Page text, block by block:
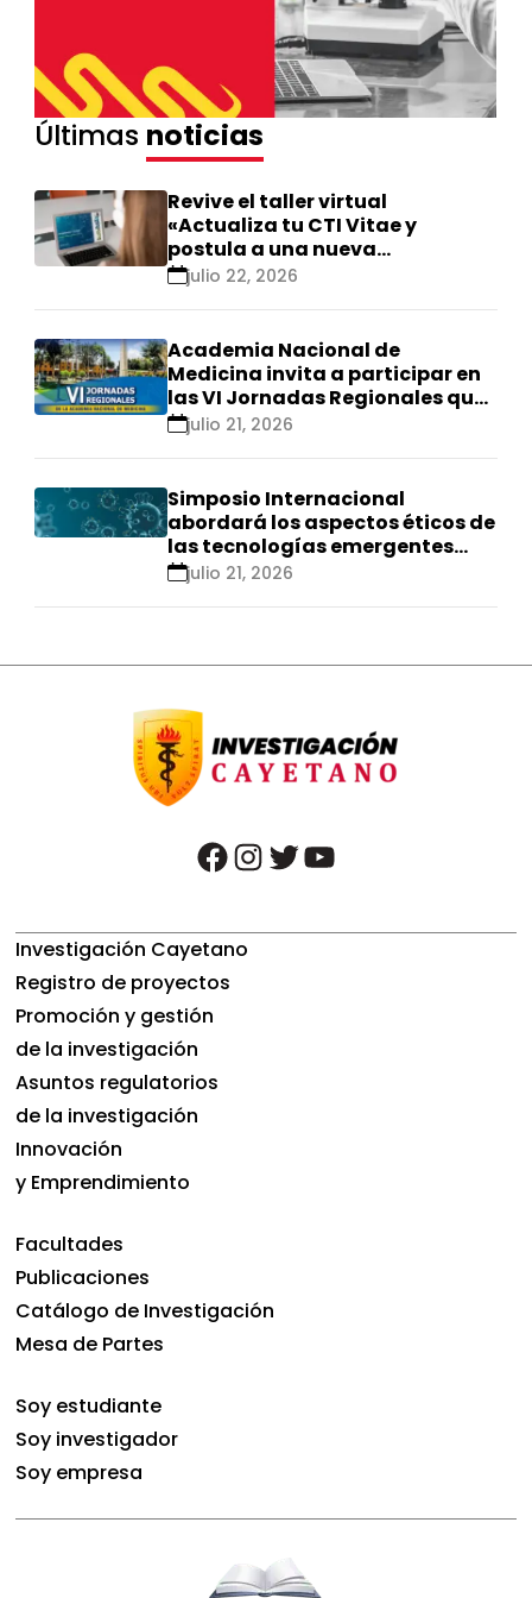
Últimas noticias
Revive el taller virtual
«Actualiza tu CTI Vitae y
postula a una nueva
calificación Renacyt»
julio 22, 2026
Academia Nacional de
Medicina invita a participar en
las VI Jornadas Regionales que
se realizarán en Ica
julio 21, 2026
Simposio Internacional
abordará los aspectos éticos de
las tecnologías emergentes
para el control de
julio 21, 2026
facebook instagram twitter youtube
Investigación Cayetano
Registro de proyectos
Promoción y gestión
de la investigación
Asuntos regulatorios
de la investigación
Innovación
y Emprendimiento
Facultades
Publicaciones
Catálogo de Investigación
Mesa de Partes
Soy estudiante
Soy investigador
Soy empresa